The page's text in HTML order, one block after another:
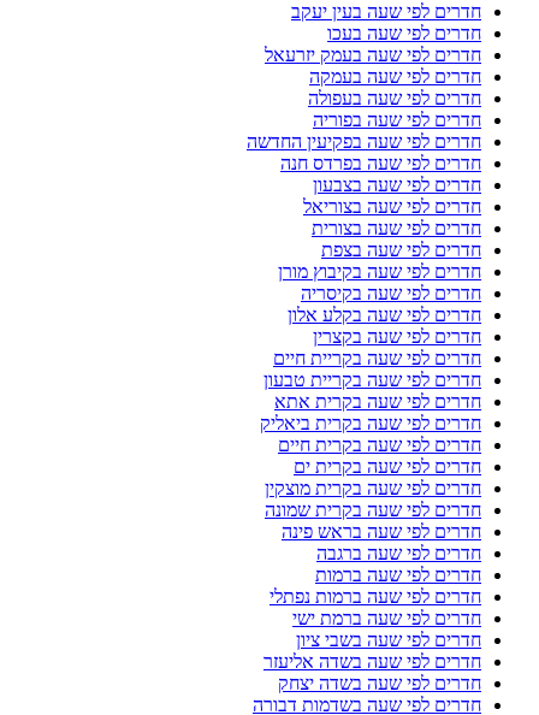
חדרים לפי שעה בעין יעקב
חדרים לפי שעה בעכו
חדרים לפי שעה בעמק יזרעאל
חדרים לפי שעה בעמקה
חדרים לפי שעה בעפולה
חדרים לפי שעה בפוריה
חדרים לפי שעה בפקיעין החדשה
חדרים לפי שעה בפרדס חנה
חדרים לפי שעה בצבעון
חדרים לפי שעה בצוריאל
חדרים לפי שעה בצורית
חדרים לפי שעה בצפת
חדרים לפי שעה בקיבוץ מורן
חדרים לפי שעה בקיסריה
חדרים לפי שעה בקלע אלון
חדרים לפי שעה בקצרין
חדרים לפי שעה בקריית חיים
חדרים לפי שעה בקריית טבעון
חדרים לפי שעה בקרית אתא
חדרים לפי שעה בקרית ביאליק
חדרים לפי שעה בקרית חיים
חדרים לפי שעה בקרית ים
חדרים לפי שעה בקרית מוצקין
חדרים לפי שעה בקרית שמונה
חדרים לפי שעה בראש פינה
חדרים לפי שעה ברגבה
חדרים לפי שעה ברמות
חדרים לפי שעה ברמות נפתלי
חדרים לפי שעה ברמת ישי
חדרים לפי שעה בשבי ציון
חדרים לפי שעה בשדה אליעזר
חדרים לפי שעה בשדה יצחק
חדרים לפי שעה בשדמות דבורה